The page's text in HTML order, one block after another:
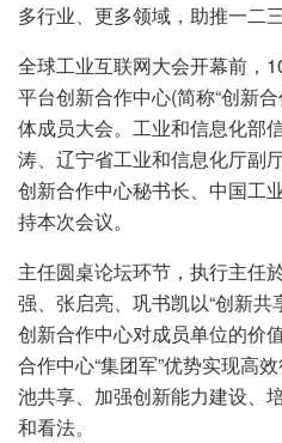
多行业、更多领域，助推一二
全球工业互联网大会开幕前，
平台创新合作中心(简称“创新
体成员大会。工业和信息化部
涛、辽宁省工业和信息化厅副
创新合作中心秘书长、中国工
持本次会议。
主任圆桌论坛环节，执行主任
强、张启亮、巩书凯以“创新共
创新合作中心对成员单位的价
合作中心“集团军”优势实现高
池共享、加强创新能力建设、
和看法。